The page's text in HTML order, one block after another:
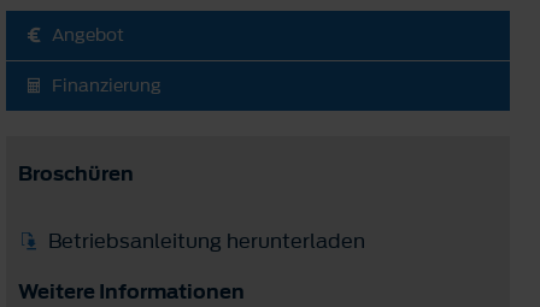
Angebot
Finanzierung
Broschüren
Betriebsanleitung herunterladen
Weitere Informationen